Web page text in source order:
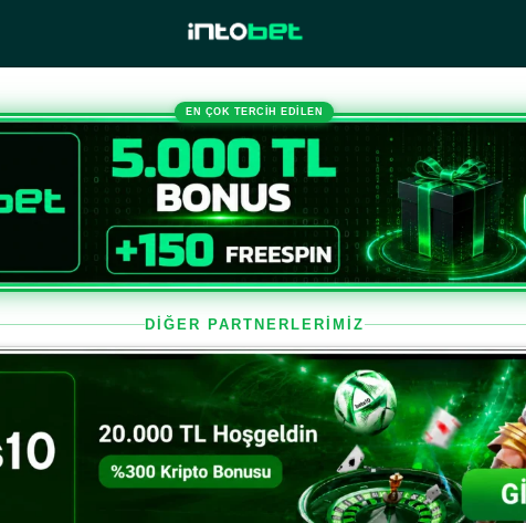
EN ÇOK TERCİH EDİLEN
DİĞER PARTNERLERİMİZ